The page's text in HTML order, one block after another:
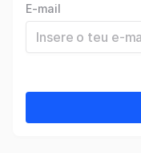
E-mail